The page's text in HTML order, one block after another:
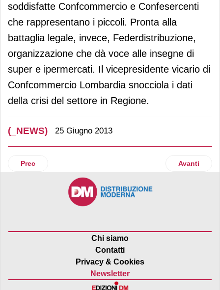
soddisfatte Confcommercio e Confesercenti
che rappresentano i piccoli. Pronta alla
battaglia legale, invece, Federdistribuzione,
organizzazione che dà voce alle insegne di
super e ipermercati. Il vicepresidente vicario di
Confcommercio Lombardia snocciola i dati
della crisi del settore in Regione.
(_NEWS) 25 Giugno 2013
Articolo precedente: Giappone: nuove strategie dei
Prec Articolo
Avanti
Chi siamo
Contatti
Privacy & Cookies
Newsletter